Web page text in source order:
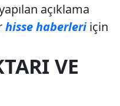
açıklama
hisse haberleriiçin
VE